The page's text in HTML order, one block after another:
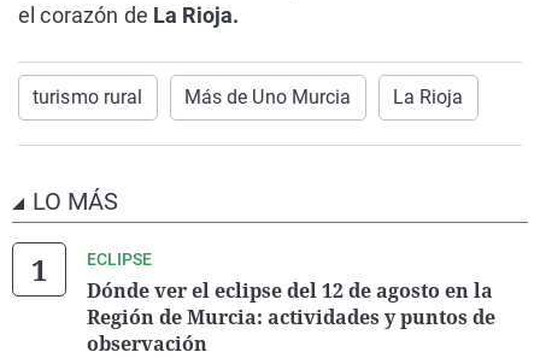
el corazón de La Rioja.
turismo rural Más de Uno Murcia La Rioja
LO MÁS
ECLIPSE
Dónde ver el eclipse del 12 de agosto en la
Región de Murcia: actividades y puntos de
observación